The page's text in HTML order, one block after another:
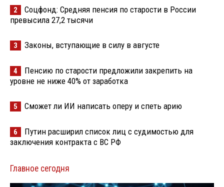
2
Соцфонд: Средняя пенсия по старости в России
превысила 27,2 тысячи
3 Законы, вступающие в силу в августе
4
Пенсию по старости предложили закрепить на
уровне не ниже 40% от заработка
5 Сможет ли ИИ написать оперу и спеть арию
6
Путин расширил список лиц с судимостью для
заключения контракта с ВС РФ
Главное сегодня